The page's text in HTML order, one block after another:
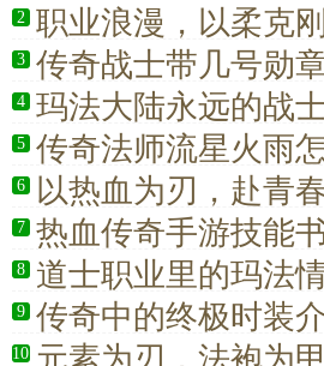
2 职业浪漫，以柔克
3 传奇战士带几号勋
4 玛法大陆永远的战
5 传奇法师流星火雨
6 以热血为刃，赴青
7 热血传奇手游技能
8 道士职业里的玛法
9 传奇中的终极时装
10 元素为刃，法袍为